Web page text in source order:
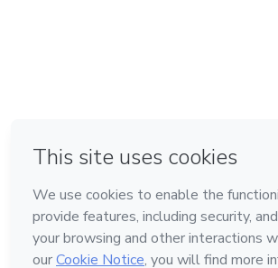
Feito com ❤ em Bogotá
Conheça a Hotmart